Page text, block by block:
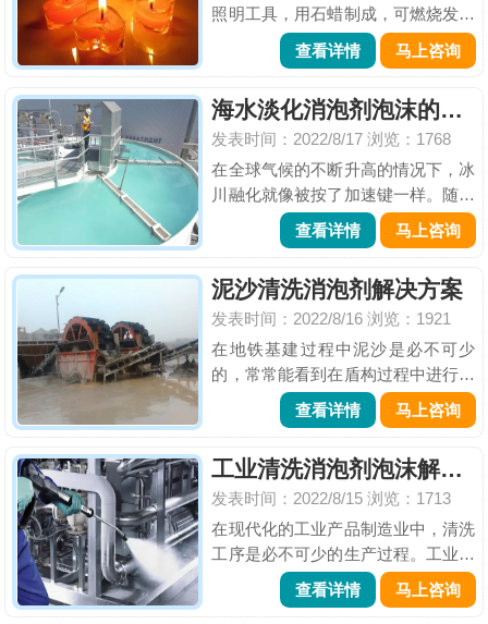
照明工具，用石蜡制成，可燃烧发出
光亮，常用作于日常照明。此外，蜡
烛在生日宴会、宗教节日、集体哀
途。每一根蜡烛背后都需要经历很长
时间的熬蜡，在熬蜡过程中就很容
易...
查看详情 马上咨询
海水淡化消泡剂泡沫的天敌
发表时间：2022/8/17 浏览：1768
在全球气候的不断升高的情况下，冰
川融化就像被按了加速键一样。随着
海平面不断的上升，淡水资源却在日
渐减少。这时海水淡化工程就尤为重
成熟，像蒸馏法(热法)和膜法。但是
在使用这些方法的过程中，往...
查看详情 马上咨询
泥沙清洗消泡剂解决方案
发表时间：2022/8/16 浏览：1921
在地铁基建过程中泥沙是必不可少
的，常常能看到在盾构过程中进行泥
沙的清洗筛分。在盾构泥沙分离处理
清洗时时因为各种因素导致起泡问
率和项目的进程而且还会导致不必要
成本的增加。这个时候就需要添加
泥...
查看详情 马上咨询
工业清洗消泡剂泡沫解决方案
发表时间：2022/8/15 浏览：1713
在现代化的工业产品制造业中，清洗
工序是必不可少的生产过程。工业清
洗是物体表面受到物理、化学或生物
的作用而形成的污渍，然而去除这些
查看详情 马上咨询